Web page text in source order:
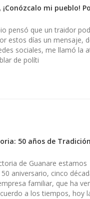
mi pueblo!
pensó que un traidor
estos días un mensaje,
sociales, me llamó la
de políti
50 años de
de Guanare estamos
aniversario, cinco
familiar, que ha
a los tiempos, hoy